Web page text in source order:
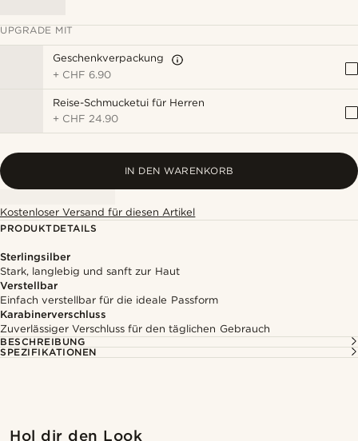
UPGRADE MIT
Geschenkverpackung
+ CHF 6.90
Reise-Schmucketui für Herren
+ CHF 24.90
IN DEN WARENKORB
Kostenloser Versand für diesen Artikel
PRODUKTDETAILS
Sterlingsilber
Stark, langlebig und sanft zur Haut
Verstellbar
Einfach verstellbar für die ideale Passform
Karabinerverschluss
Zuverlässiger Verschluss für den täglichen Gebrauch
BESCHREIBUNG
SPEZIFIKATIONEN
Hol dir den Look